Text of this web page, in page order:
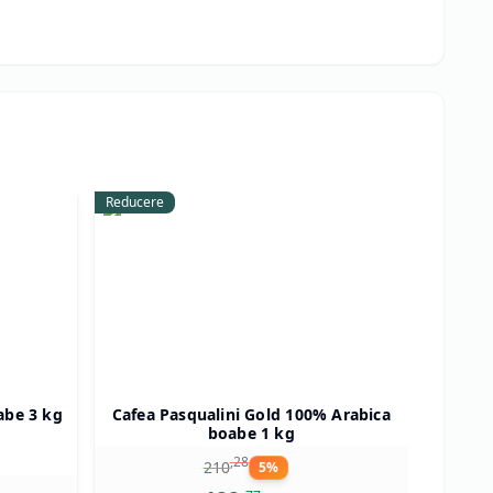
3 kg
Reducere
Cafea Pasqualini Gold 100% Arabica
boabe 1 kg
210,28 5%